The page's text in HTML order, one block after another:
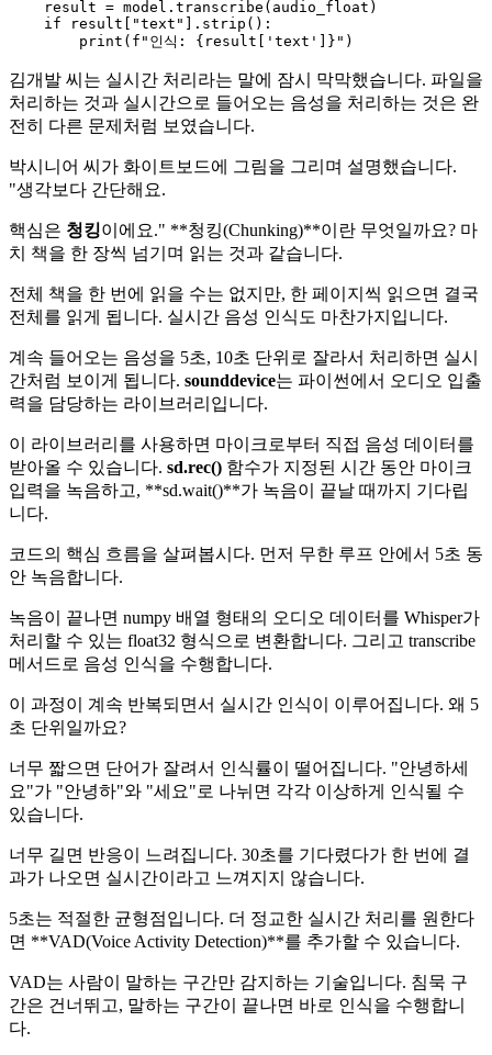
    result = model.transcribe(audio_float)
if result[ "text"
].strip():
print ( f"인식: {result[ 'text' ]} "
김개발 씨는 실시간 처리라는 말에 잠시 막막했습니다. 파일을
처리하는 것과 실시간으로 들어오는 음성을 처리하는 것은 완
전히 다른 문제처럼 보였습니다.
박시니어 씨가 화이트보드에 그림을 그리며 설명했습니다.
"생각보다 간단해요.
핵심은 청킹이에요." **청킹(Chunking)**이란 무엇일까요? 마
치 책을 한 장씩 넘기며 읽는 것과 같습니다.
전체 책을 한 번에 읽을 수는 없지만, 한 페이지씩 읽으면 결국
전체를 읽게 됩니다. 실시간 음성 인식도 마찬가지입니다.
계속 들어오는 음성을 5초, 10초 단위로 잘라서 처리하면 실시
간처럼 보이게 됩니다. sounddevice는 파이썬에서 오디오 입출
력을 담당하는 라이브러리입니다.
이 라이브러리를 사용하면 마이크로부터 직접 음성 데이터를
받아올 수 있습니다. sd.rec() 함수가 지정된 시간 동안 마이크
입력을 녹음하고, **sd.wait()**가 녹음이 끝날 때까지 기다립
니다.
코드의 핵심 흐름을 살펴봅시다. 먼저 무한 루프 안에서 5초 동
안 녹음합니다.
녹음이 끝나면 numpy 배열 형태의 오디오 데이터를 Whisper가
처리할 수 있는 float32 형식으로 변환합니다. 그리고 transcribe
메서드로 음성 인식을 수행합니다.
이 과정이 계속 반복되면서 실시간 인식이 이루어집니다. 왜 5
초 단위일까요?
너무 짧으면 단어가 잘려서 인식률이 떨어집니다. "안녕하세
요"가 "안녕하"와 "세요"로 나뉘면 각각 이상하게 인식될 수
있습니다.
너무 길면 반응이 느려집니다. 30초를 기다렸다가 한 번에 결
과가 나오면 실시간이라고 느껴지지 않습니다.
5초는 적절한 균형점입니다. 더 정교한 실시간 처리를 원한다
면 **VAD(Voice Activity Detection)**를 추가할 수 있습니다.
VAD는 사람이 말하는 구간만 감지하는 기술입니다. 침묵 구
간은 건너뛰고, 말하는 구간이 끝나면 바로 인식을 수행합니
다.